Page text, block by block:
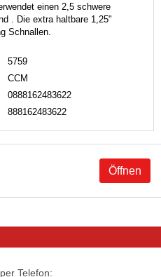
einen 2,5 schwere
. Die extra haltbare 1,25"
Schnallen.
5759
CCM
0888162483622
888162483622
Öffnen
Telefon: